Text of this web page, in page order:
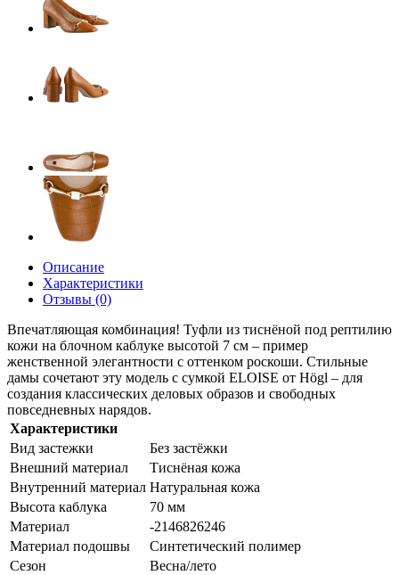
Описание
Характеристики
Отзывы (0)
Впечатляющая комбинация! Туфли из тиснёной под рептилию
кожи на блочном каблуке высотой 7 см – пример
женственной элегантности с оттенком роскоши. Стильные
дамы сочетают эту модель с сумкой ELOISE от Högl – для
создания классических деловых образов и свободных
повседневных нарядов.
Характеристики
Вид застежки
Без застёжки
Внешний материал
Тиснёная кожа
Внутренний материал Натуральная кожа
Высота каблука
70 мм
Материал
-2146826246
Материал подошвы
Синтетический полимер
Сезон
Весна/лето